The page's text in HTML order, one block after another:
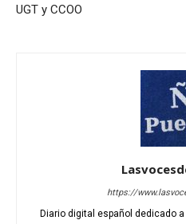
UGT y CCOO
https://
Diario digital español dedicado